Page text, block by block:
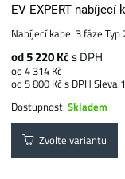
EV EXPERT nabíjecí
Nabíjecí kabel 3 fáze
od 5 220 Kčs DPH
od 4 314 Kč
od 5 800 Kčs DPHSleva
Dostupnost:Skladem
Zvolte variantu